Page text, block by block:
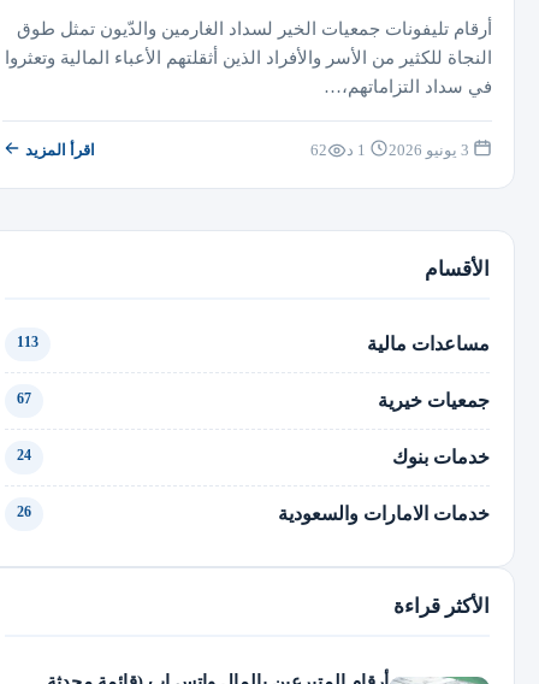
أرقام تليفونات جمعيات الخير لسداد الغارمين والدّيون تمثل طوق
النجاة للكثير من الأسر والأفراد الذين أثقلتهم الأعباء المالية وتعثروا
في سداد التزاماتهم،…
62 اقرأ المزيد
الأقسام
مساعدات مالية 113
جمعيات خيرية 67
خدمات بنوك 24
خدمات الامارات والسعودية 26
الأكثر قراءة